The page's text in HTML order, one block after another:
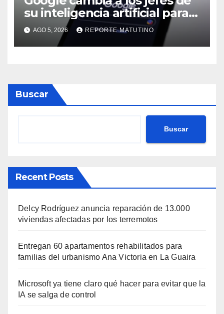
su inteligencia artificial para
poder competir con OpenAI y
Anthropic
AGO 5, 2026 REPORTE MATUTINO
Buscar
Buscar
Recent Posts
Delcy Rodríguez anuncia reparación de 13.000
viviendas afectadas por los terremotos
Entregan 60 apartamentos rehabilitados para
familias del urbanismo Ana Victoria en La Guaira
Microsoft ya tiene claro qué hacer para evitar que la
IA se salga de control